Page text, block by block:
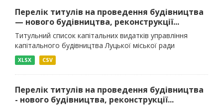
Перелік титулів на проведення будівництва
— нового будівництва, реконструкції...
Титульний список капітальних видатків управління
капітального будівництва Луцької міської ради
XLSX CSV
Перелік титулів на проведення будівництва
- нового будівництва, реконструкції...